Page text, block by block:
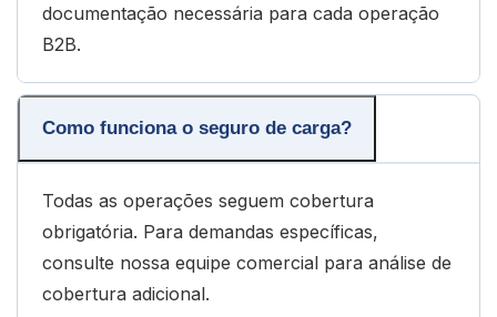
documentação necessária para cada operação
B2B.
Como funciona o seguro de carga?
Todas as operações seguem cobertura
obrigatória. Para demandas específicas,
consulte nossa equipe comercial para análise de
cobertura adicional.